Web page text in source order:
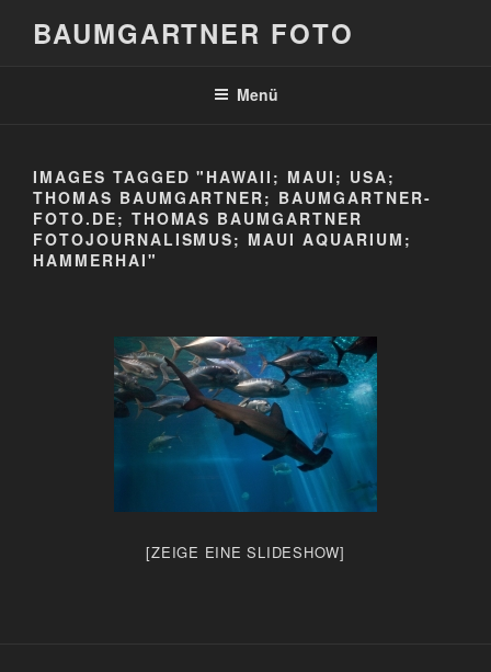
BAUMGARTNER FOTO
Menü
IMAGES TAGGED "HAWAII; MAUI; USA;
THOMAS BAUMGARTNER; BAUMGARTNER-
FOTO.DE; THOMAS BAUMGARTNER
FOTOJOURNALISMUS; MAUI AQUARIUM;
HAMMERHAI"
[ZEIGE EINE SLIDESHOW]